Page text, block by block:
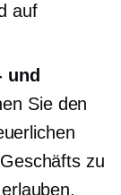
auf
und
Sie den
zu